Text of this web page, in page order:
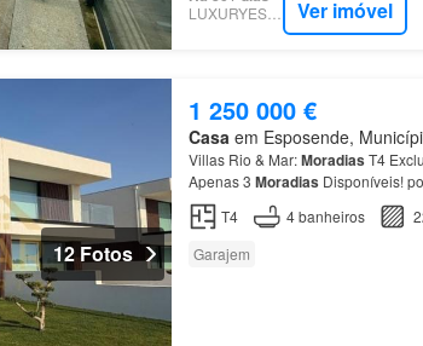
LUXURYESTATE Ver imóvel
12 Fotos
1 250 000 €
Casaem Esposende,
Villas Rio & Mar:Moradias T4
Apenas 3 Moradias Disponíveis!
funcionalidade: Rés-do-Chão:
T4 4banheiros
Garajem